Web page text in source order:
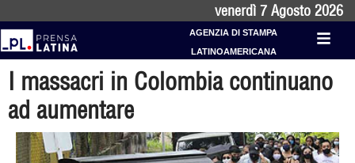
venerdì 7 Agosto 2026
AGENZIA DI STAMPA
LATINOAMERICANA
I massacri in Colombia continuano
ad aumentare